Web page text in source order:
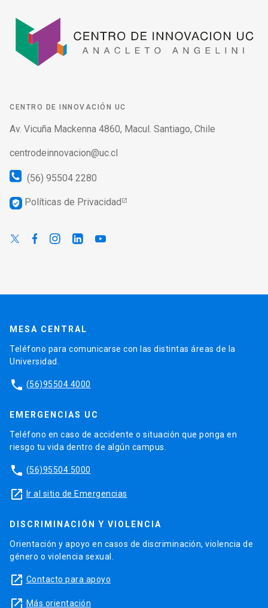
CENTRO DE INNOVACIÓN UC
Av. Vicuña Mackenna 4860, Macul. Santiago, Chile
centrodeinnovacion@uc.cl
(56) 95504 2280
verified_user Políticas de Privacidad
MESA CENTRAL
Teléfono para comunicarse con las distintas áreas de la
Universidad.
phone (56)95504 4000
EMERGENCIAS UC
Teléfono en caso de accidente o situación que ponga en
riesgo tu vida dentro de algún campus.
phone (56)95504 5000
launch Ir al sitio de Emergencias
DISCRIMINACIÓN Y VIOLENCIA
Orientación y apoyo en casos de discriminación, violencia de
género o violencia sexual.
launch Contacto para apoyo
launch Más orientación